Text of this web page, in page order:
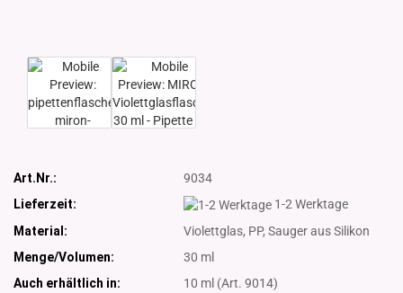
Art.Nr.:
9034
Lieferzeit:
1-2 Werktage
Material:
Violettglas, PP, Sauger aus Silikon
Menge/Volumen:
30 ml
Auch erhältlich in:
10 ml (Art. 9014)